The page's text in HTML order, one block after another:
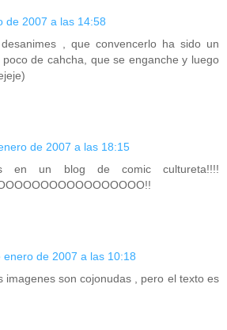
de 2007 a las 14:58
, que convencerlo ha sido un
de cahcha, que se enganche y luego
de 2007 a las 18:15
en un blog de comic cultureta!!!!
enero de 2007 a las 10:18
imagenes son cojonudas , pero el texto es